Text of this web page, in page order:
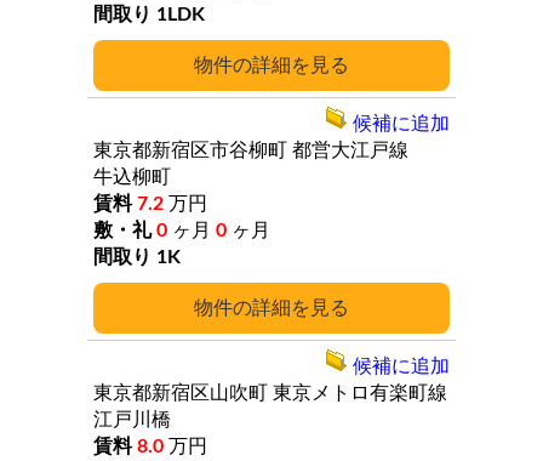
詳細
1LDK
詳細
東京都新宿区市谷柳町 都営大江戸線
牛込柳町
7.2 万円
0 ヶ月 0 ヶ月
1K
候補に追加
東京都新宿区山吹町 東京メトロ有楽町線
江戸川橋
8.0 万円
候補に追加